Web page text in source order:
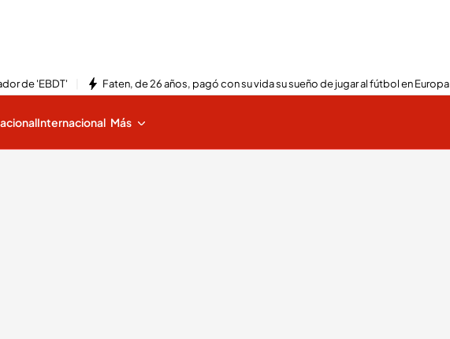
de 'EBDT' Faten, de 26 años, pagó con su vida su sueño de jugar al fútbol en Europa
Internacional Más